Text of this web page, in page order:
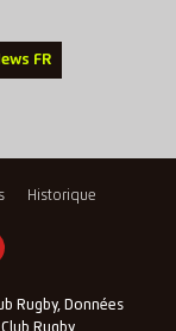
FR
Historique
Rugby, Données